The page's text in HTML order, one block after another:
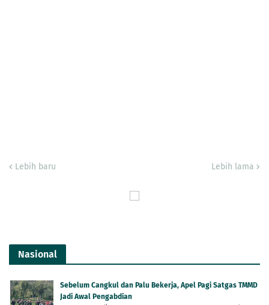
Lebih baru Lebih lama
Nasional
Sebelum Cangkul dan Palu Bekerja, Apel Pagi Satgas TMMD
Jadi Awal Pengabdian